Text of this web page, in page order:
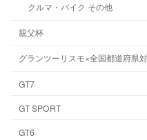
クルマ・バイク その他
親父杯
グランツーリスモ×全国都道府県
GT7
GT SPORT
GT6